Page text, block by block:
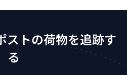
ストの荷物を追跡す
る